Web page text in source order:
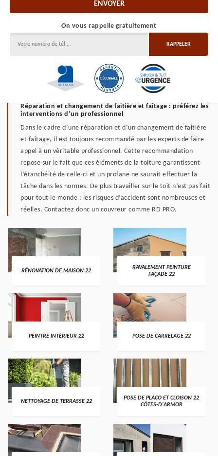
On vous rappelle gratuitement
Réparation et changement de faitière et faîtage : préférez les
interventions d’un professionnel
Dans le cadre d’une réparation et d’un changement de faitière
et faîtage, il est toujours recommandé par les experts de faire
appel à un véritable professionnel. Cette recommandation
repose sur le fait que ces éléments de la toiture garantissent
l’étanchéité de celle-ci et un profane ne saurait effectuer la
tâche dans les normes. De plus travailler sur le toit n’est pas fait
pour tout le monde : les risques d’accident sont nombreuses et
réelles. Contactez donc un couvreur comme RD PRO.
RÉNOVATION DE MAISON 22
RAVALEMENT PEINTURE
FAÇADE 22
PEINTRE INTÉRIEUR 22 POSE DE CARRELAGE 22
NETTOYAGE DE TERRASSE 22
POSE DE PLACO ET CLOISON 22
CÔTES-D'ARMOR